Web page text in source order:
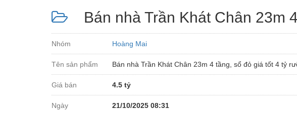
Bán nhà Trần Khát Chân 23m
Nhóm Hoàng Mai
Tên sản phẩm Bán nhà Trần Khát Chân 23m 4 tầng, sổ đỏ giá tốt 4 tỷ
Giá bán 4.5 tỷ
Ngày 21/10/2025 08:31